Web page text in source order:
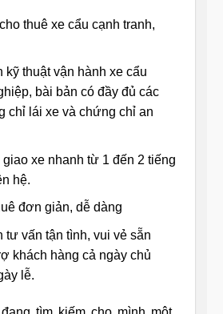
thuê xe cẩu cạnh tranh,
kỹ thuật vận hành xe cẩu
bài bản có đầy đủ các
chỉ lái xe và chứng chỉ an
xe nhanh từ 1 đến 2 tiếng
hệ.
đơn giản, dễ dàng
tư vấn tận tình, vui vẻ sẵn
khách hàng cả ngày chủ
lễ.